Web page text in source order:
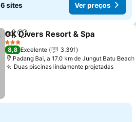
6 sites Ver preços
PartilharAdicionar aos favoritos
OK Divers Resort & Spa
3 Estrelas
8,8 Excelente
3.391
Padang Bai, a 17.0 km de Jungut Batu Beach
Duas piscinas lindamente projetadasVer